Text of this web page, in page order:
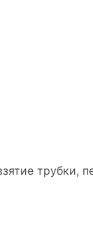
трубки,